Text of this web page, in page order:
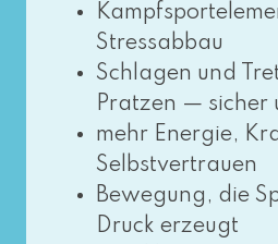
Stressabbau
Schlagen und
Pratzen — sicher
mehr Energie,
Selbstvertrauen
Bewegung, die
Druck erzeugt